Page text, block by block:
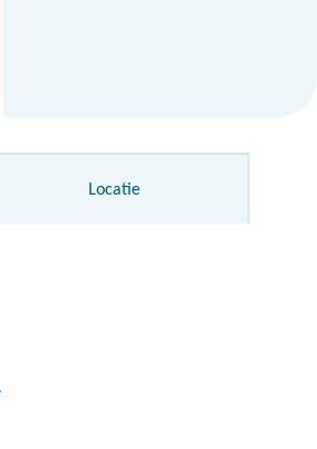
Locatie